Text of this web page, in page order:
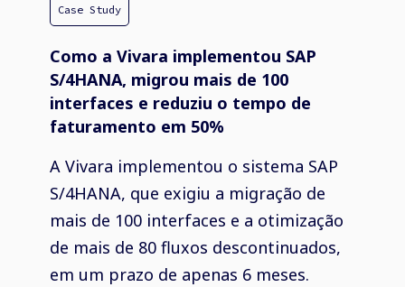
Case Study
Como a Vivara implementou SAP
S/4HANA, migrou mais de 100
interfaces e reduziu o tempo de
faturamento em 50%
A Vivara implementou o sistema SAP
S/4HANA, que exigiu a migração de
mais de 100 interfaces e a otimização
de mais de 80 fluxos descontinuados,
em um prazo de apenas 6 meses.